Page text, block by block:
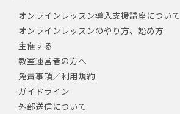
オンラインレッスン導入支援講座について
オンラインレッスンのやり方、始め方
主催する
教室運営者の方へ
免責事項／利用規約
ガイドライン
外部送信について